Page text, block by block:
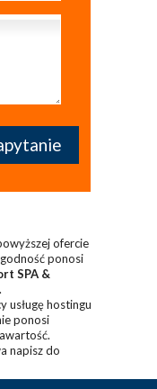
ofercie
ponosi
SPA &
.
usługę hostingu
ponosi
napisz do